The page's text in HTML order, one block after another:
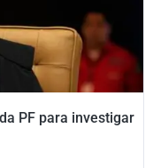
PF para investigar